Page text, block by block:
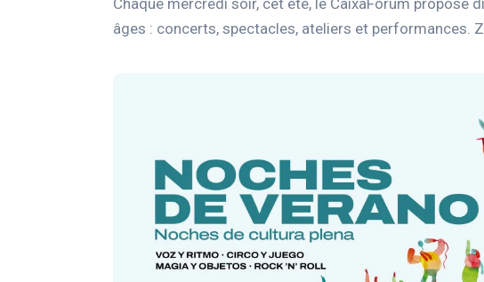
Chaque mercredi soir, cet été, le CaixaForum propose
âges : concerts, spectacles, ateliers et performances.